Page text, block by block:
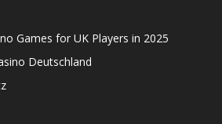
Games for UK Players in 2025
Deutschland